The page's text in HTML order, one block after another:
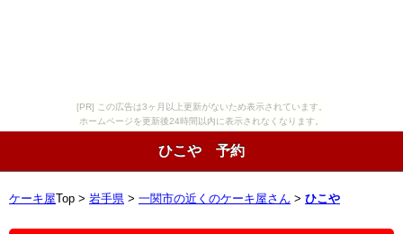
[PR] この広告は3ヶ月以上更新がないため表示されています。
ホームページを更新後24時間以内に表示されなくなります。
ひこや 予約
ケーキ屋 Top > 岩手県 > 一関市の近くのケーキ屋さん > ひこや